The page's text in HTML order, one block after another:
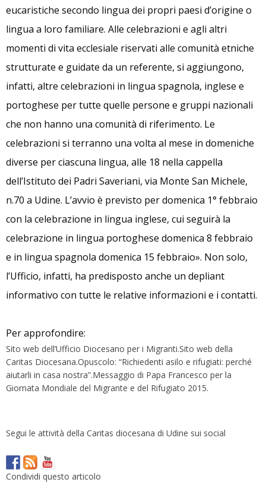
eucaristiche secondo lingua dei propri paesi d’origine o
lingua a loro familiare. Alle celebrazioni e agli altri
momenti di vita ecclesiale riservati alle comunità etniche
strutturate e guidate da un referente, si aggiungono,
infatti, altre celebrazioni in lingua spagnola, inglese e
portoghese per tutte quelle persone e gruppi nazionali
che non hanno una comunità di riferimento. Le
celebrazioni si terranno una volta al mese in domeniche
diverse per ciascuna lingua, alle 18 nella cappella
dell’Istituto dei Padri Saveriani, via Monte San Michele,
n.70 a Udine. L’avvio è previsto per domenica 1° febbraio
con la celebrazione in lingua inglese, cui seguirà la
celebrazione in lingua portoghese domenica 8 febbraio
e in lingua spagnola domenica 15 febbraio». Non solo,
l’Ufficio, infatti, ha predisposto anche un depliant
informativo con tutte le relative informazioni e i contatti.
Per approfondire:
Sito web dell’Ufficio Diocesano per i Migranti.Sito web della
Caritas Diocesana.Opuscolo: “Richiedenti asilo e rifugiati: perché
aiutarli in casa nostra”.Messaggio di Papa Francesco per la
Giornata Mondiale del Migrante e del Rifugiato 2015.
Segui le attività della Caritas diocesana di Udine sui social
Condividi questo articolo